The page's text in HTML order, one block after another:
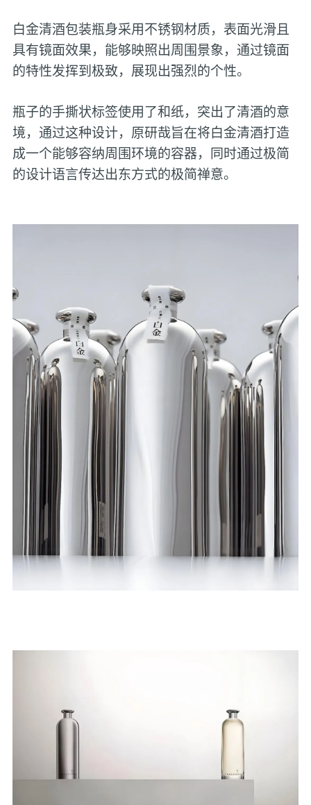
白金清酒包装‌瓶身采用不锈钢材质，表面光滑且
具有镜面效果，能够映照出周围景象，通过镜面
的特性发挥到极致，展现出强烈的个性。
瓶子的手撕状标签使用了和纸，突出了清酒的意
境，通过这种设计，原研哉旨在将白金清酒打造
成一个能够容纳周围环境的容器，同时通过极简
的设计语言传达出东方式的极简禅意‌。